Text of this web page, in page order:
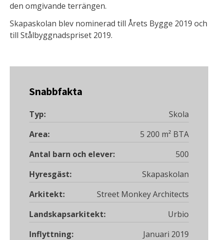
den omgivande terrängen.
Skapaskolan blev nominerad till Årets Bygge 2019 och
till Stålbyggnadspriset 2019.
Snabbfakta
Typ:
Skola
Area:
5 200 m² BTA
Antal barn och elever:
500
Hyresgäst:
Skapaskolan
Arkitekt:
Street Monkey Architects
Landskapsarkitekt:
Urbio
Inflyttning:
Januari 2019